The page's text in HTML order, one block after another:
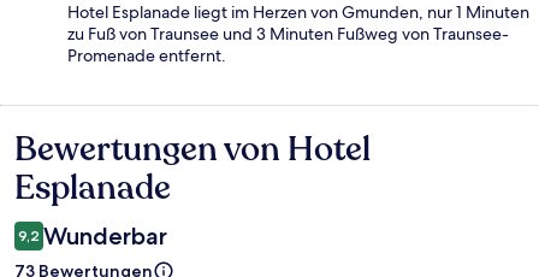
Hotel Esplanade liegt im Herzen von Gmunden, nur 1 Minuten
zu Fuß von Traunsee und 3 Minuten Fußweg von Traunsee-
Promenade entfernt.
Bewertungen
Bewertungen von Hotel
Esplanade
9,2 Wunderbar
73 Bewertungen